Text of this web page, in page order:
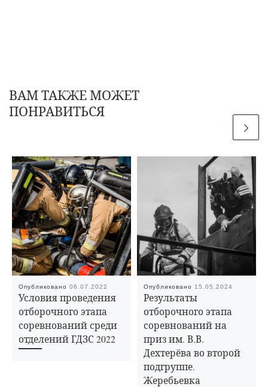
ВАМ ТАКЖЕ МОЖЕТ
ПОНРАВИТЬСЯ
Опубликовано06.07.2022
Условия проведения
отборочного этапа
соревнований среди
отделений ГДЗС 2022
Опубликовано 15.05.2024
Результаты
отборочного этапа
соревнований на
приз им. В.В.
Дехтерёва во второй
подгруппе.
Жеребьевка